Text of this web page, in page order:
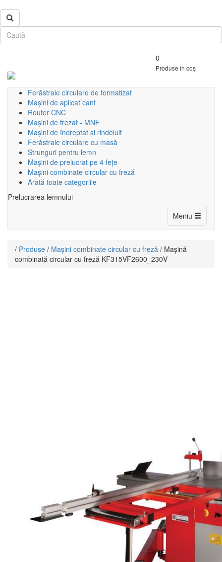
0
Produse în coș
Ferăstraie circulare de formatizat
Mașini de aplicat cant
Router CNC
Mașini de frezat - MNF
Mașini de îndreptat și rindeluit
Ferăstraie circulare cu masă
Strunguri pentru lemn
Mașini de prelucrat pe 4 fețe
Mașini combinate circular cu freză
Arată toate categoriile
Prelucrarea lemnului
Meniu Toggle
/ Produse / Mașini combinate circular cu freză / Mașină
combinată circular cu freză KF315VF2600_230V